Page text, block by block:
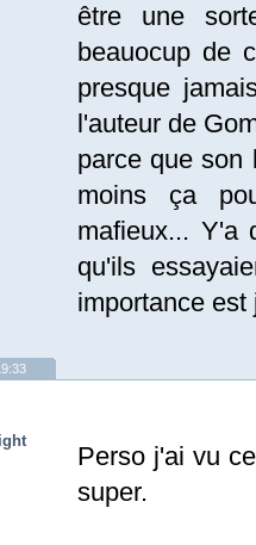
être une
beauocup de
presque
l'auteur de
parce que son
moins ça
mafieux... Y'a
qu'ils
importance est
Perso j'ai vu
super.